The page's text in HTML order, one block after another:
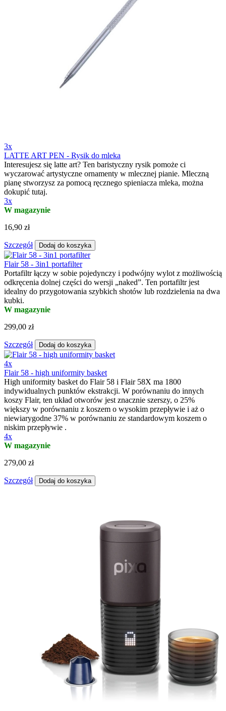
3x
LATTE ART PEN - Rysik do mleka
Interesujesz się latte art? Ten baristyczny rysik pomoże ci
wyczarować artystyczne ornamenty w mlecznej pianie. Mleczną
pianę stworzysz za pomocą ręcznego spieniacza mleka, można
dokupić tutaj.
3x
W magazynie
16,90 zł
Szczegół Dodaj do koszyka
Flair 58 - 3in1 portafilter
Portafiltr łączy w sobie pojedynczy i podwójny wylot z możliwością
odkręcenia dolnej części do wersji „naked”. Ten portafiltr jest
idealny do przygotowania szybkich shotów lub rozdzielenia na dwa
kubki.
W magazynie
299,00 zł
Szczegół Dodaj do koszyka
4x
Flair 58 - high uniformity basket
High uniformity basket do Flair 58 i Flair 58X ma 1800
indywidualnych punktów ekstrakcji. W porównaniu do innych
koszy Flair, ten układ otworów jest znacznie szerszy, o 25%
większy w porównaniu z koszem o wysokim przepływie i aż o
niewiarygodne 37% w porównaniu ze standardowym koszem o
niskim przepływie .
4x
W magazynie
279,00 zł
Szczegół Dodaj do koszyka